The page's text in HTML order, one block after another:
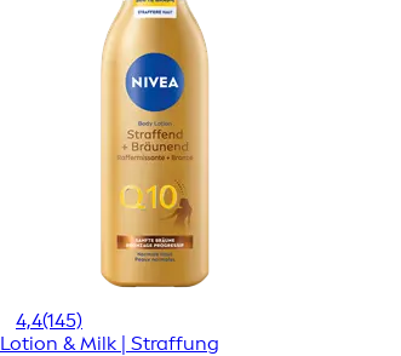
4,4(145)
Lotion & Milk | Straffung